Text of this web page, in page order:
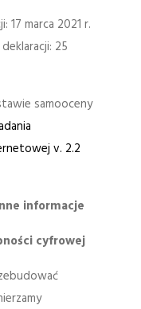
17 marca 2021 r.
25
samooceny
v. 2.2
informacje
cyfrowej